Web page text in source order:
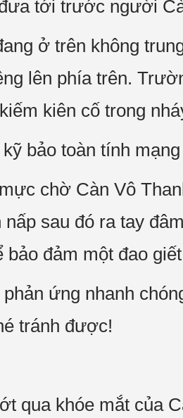
tới trước người
ở trên không
lên phía trên.
kiên cố trong
kỹ bảo toàn tính
chờ Càn Vô
nấp sau đó ra tay
bảo đảm một đao
ứng nhanh
tránh được!
qua khóe mắt của